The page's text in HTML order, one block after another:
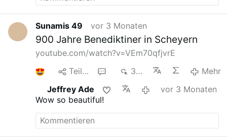
Sunamis 49 vor 3 Monaten
900 Jahre Benediktiner in Scheyern
youtube.com/watch?v=VEm70qfjvrE
Teilen 330
Mehr
Jeffrey Ade
vor 3 Monaten
Wow so beautiful!